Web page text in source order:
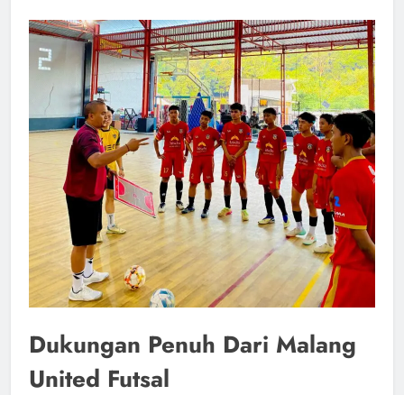
Dukungan Penuh Dari Malang
United Futsal